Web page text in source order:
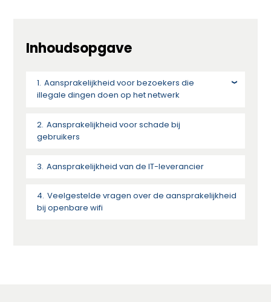
Inhoudsopgave
Aansprakelijkheid voor bezoekers die
illegale dingen doen op het netwerk
Aansprakelijkheid voor schade bij
gebruikers
Aansprakelijkheid van de IT-leverancier
Veelgestelde vragen over de aansprakelijkheid
bij openbare wifi